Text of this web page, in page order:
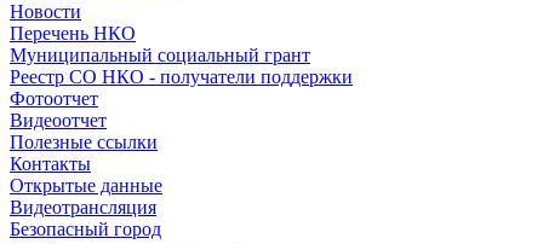
Новости
Перечень НКО
Муниципальный социальный грант
Реестр СО НКО - получатели поддержки
Фотоотчет
Видеоотчет
Полезные ссылки
Контакты
Открытые данные
Видеотрансляция
Безопасный город